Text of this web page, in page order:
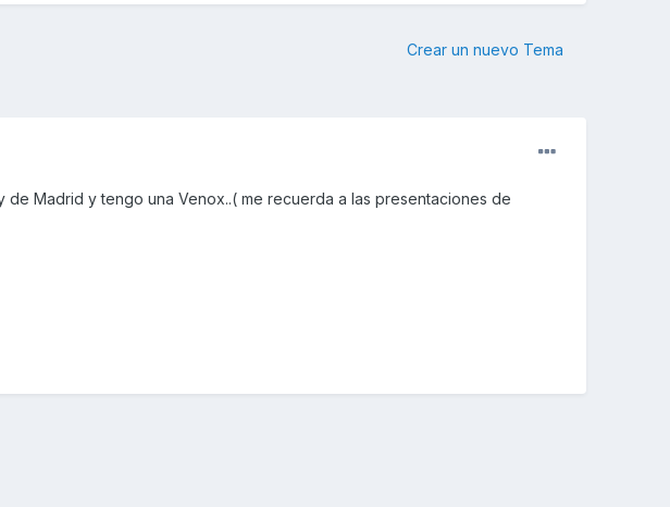
Crear un nuevo Tema
de Madrid y tengo una Venox..( me recuerda a las presentaciones de